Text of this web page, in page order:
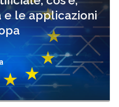
e le applicazioni